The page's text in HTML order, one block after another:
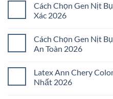
bình
luận
ở
Bụng
Không
Đau
Bí
Quyết
Chọn
Cách Chọn Gen Nịt
Xác 2026
bình
luận
ở
Gen
Nịt
Bụng
Cách Chọn Gen Nịt
An Toàn 2026
bình
luận
ở
Latex Ann Chery
Nhất 2026